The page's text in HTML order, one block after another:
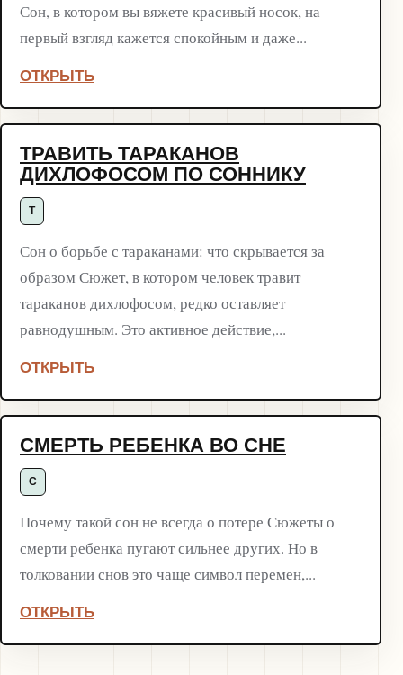
Сон, в котором вы вяжете красивый носок, на
первый взгляд кажется спокойным и даже...
ОТКРЫТЬ
ТРАВИТЬ ТАРАКАНОВ
ДИХЛОФОСОМ ПО СОННИКУ
Т
Сон о борьбе с тараканами: что скрывается за
образом Сюжет, в котором человек травит
тараканов дихлофосом, редко оставляет
равнодушным. Это активное действие,...
ОТКРЫТЬ
СМЕРТЬ РЕБЕНКА ВО СНЕ
С
Почему такой сон не всегда о потере Сюжеты о
смерти ребенка пугают сильнее других. Но в
толковании снов это чаще символ перемен,...
ОТКРЫТЬ